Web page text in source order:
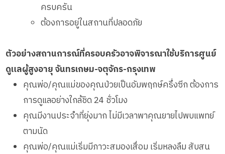
ครบครัน
ต้องการอยู่ในสถานที่ปลอดภัย
ตัวอย่างสถานการณ์ที่ครอบครัวอาจพิจารณาใช้บริการศูนย์
ดูแลผู้สูงอายุ จันทรเกษม-จตุจักร-กรุงเทพ
คุณพ่อ/คุณแม่ของคุณป่วยเป็นอัมพฤกษ์ครึ่งซีก ต้องการ
การดูแลอย่างใกล้ชิด 24 ชั่วโมง
คุณมีงานประจำที่ยุ่งมาก ไม่มีเวลาพาคุณยายไปพบแพทย์
ตามนัด
คุณพ่อ/คุณแม่เริ่มมีภาวะสมองเสื่อม เริ่มหลงลืม สับสน